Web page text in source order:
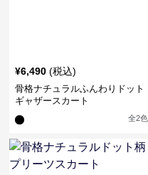
¥6,490 (税込)
骨格ナチュラルふんわりドット
ギャザースカート
全2色